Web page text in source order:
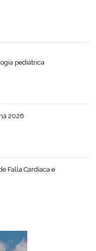
pediátrica
2026
Falla Cardíaca e